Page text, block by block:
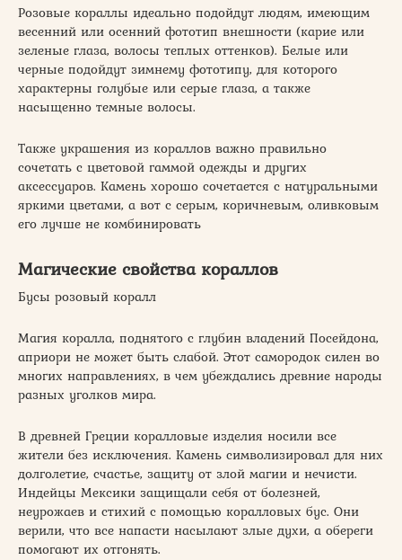
Розовые кораллы идеально подойдут людям, имеющим
весенний или осенний фототип внешности (карие или
зеленые глаза, волосы теплых оттенков). Белые или
черные подойдут зимнему фототипу, для которого
характерны голубые или серые глаза, а также
насыщенно темные волосы.
Также украшения из кораллов важно правильно
сочетать с цветовой гаммой одежды и других
аксессуаров. Камень хорошо сочетается с натуральными
яркими цветами, а вот с серым, коричневым, оливковым
его лучше не комбинировать
Магические свойства кораллов
Бусы розовый коралл
Магия коралла, поднятого с глубин владений Посейдона,
априори не может быть слабой. Этот самородок силен во
многих направлениях, в чем убеждались древние народы
разных уголков мира.
В древней Греции коралловые изделия носили все
жители без исключения. Камень символизировал для них
долголетие, счастье, защиту от злой магии и нечисти.
Индейцы Мексики защищали себя от болезней,
неурожаев и стихий с помощью коралловых бус. Они
верили, что все напасти насылают злые духи, а обереги
помогают их отгонять.